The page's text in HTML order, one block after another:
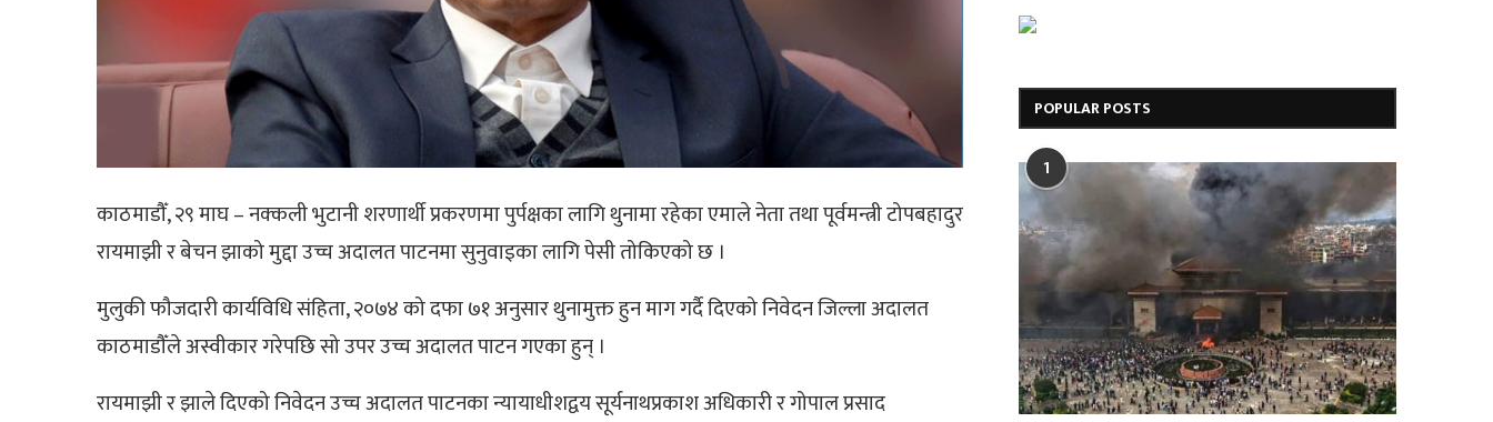
काठमाडौँ, २९ माघ – नक्कली भुटानी शरणार्थी प्रकरणमा पुर्पक्षका लागि थुनामा रहेका एमाले नेता तथा पूर्वमन्त्री टोपबहादुर
रायमाझी र बेचन झाको मुद्दा उच्च अदालत पाटनमा सुनुवाइका लागि पेसी तोकिएको छ ।
मुलुकी फौजदारी कार्यविधि संहिता, २०७४ को दफा ७१ अनुसार थुनामुक्त हुन माग गर्दै दिएको निवेदन जिल्ला अदालत
काठमाडौँले अस्वीकार गरेपछि सो उपर उच्च अदालत पाटन गएका हुन् ।
रायमाझी र झाले दिएको निवेदन उच्च अदालत पाटनका न्यायाधीशद्वय सूर्यनाथप्रकाश अधिकारी र गोपाल प्रसाद
POPULAR POSTS
1